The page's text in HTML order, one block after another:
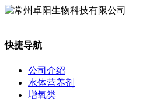
快捷导航
公司介绍
水体营养剂
增氧类